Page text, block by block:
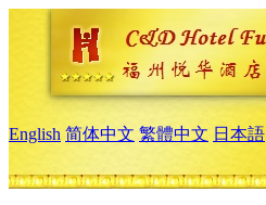
English 简体中文 繁體中文 日本語